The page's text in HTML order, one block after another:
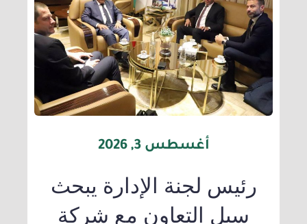
أغسطس 3, 2026
رئيس لجنة الإدارة يبحث
سبل التعاون مع شركة